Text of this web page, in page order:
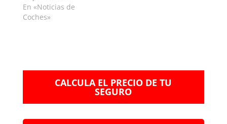
En «Noticias de
Coches»
CALCULA EL PRECIO DE TU
SEGURO